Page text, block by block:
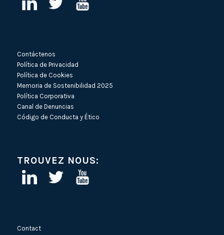
Contáctenos
Política de Privacidad
Política de Cookies
Memoria de Sostenibilidad 2025
Política Corporativa
Canal de Denuncias
Código de Conducta y Ético
TROUVEZ NOUS:
Contact